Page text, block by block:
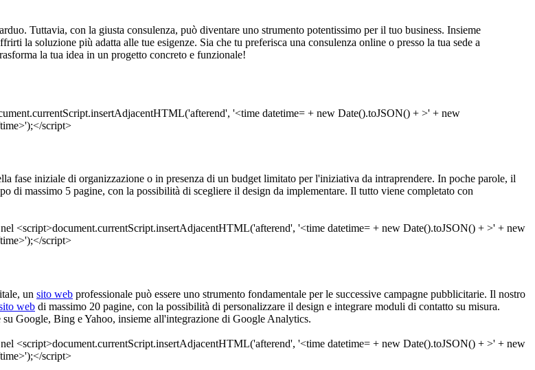
Tuttavia, con la giusta consulenza, può diventare uno strumento potentissimo per il tuo business. Insieme
la soluzione più adatta alle tue esigenze. Sia che tu preferisca una consulenza online o presso la tua sede a
la tua idea in un progetto concreto e funzionale!
fase iniziale di organizzazione o in presenza di un budget limitato per l'iniziativa da intraprendere. In poche parole, il
di massimo 5 pagine, con la possibilità di scegliere il design da implementare. Il tutto viene completato con
un sito web professionale può essere uno strumento fondamentale per le successive campagne pubblicitarie. Il nostro
web di massimo 20 pagine, con la possibilità di personalizzare il design e integrare moduli di contatto su misura.
Google, Bing e Yahoo, insieme all'integrazione di Google Analytics.